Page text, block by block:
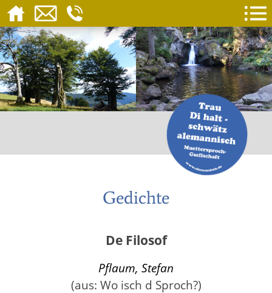
Gedichte
De Filosof
Pflaum, Stefan
(aus: Wo isch d Sproch?)